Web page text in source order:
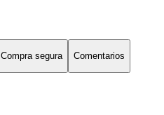
Compra segura Comentarios